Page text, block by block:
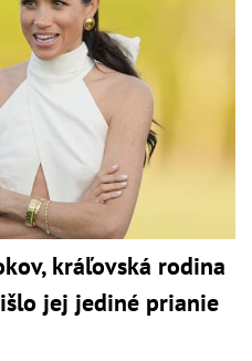
kráľovská rodina
jej jediné prianie